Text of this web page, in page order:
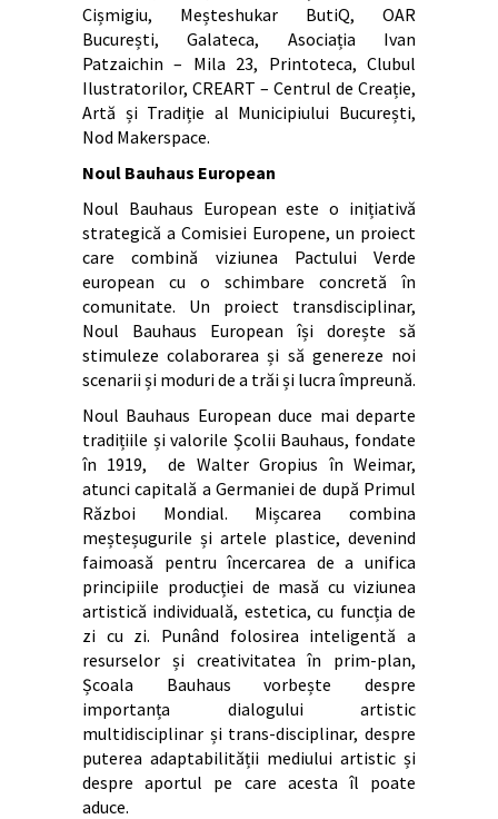
Cișmigiu, Meșteshukar ButiQ, OAR
București, Galateca, Asociația Ivan
Patzaichin – Mila 23, Printoteca, Clubul
Ilustratorilor, CREART – Centrul de Creație,
Artă și Tradiție al Municipiului București,
Nod Makerspace.
Noul Bauhaus European
Noul Bauhaus European este o inițiativă
strategică a Comisiei Europene, un proiect
care combină viziunea Pactului Verde
european cu o schimbare concretă în
comunitate. Un proiect transdisciplinar,
Noul Bauhaus European își dorește să
stimuleze colaborarea și să genereze noi
scenarii și moduri de a trăi și lucra împreună.
Noul Bauhaus European duce mai departe
tradițiile și valorile Școlii Bauhaus, fondate
în 1919, de Walter Gropius în Weimar,
atunci capitală a Germaniei de după Primul
Război Mondial. Mișcarea combina
meșteșugurile și artele plastice, devenind
faimoasă pentru încercarea de a unifica
principiile producției de masă cu viziunea
artistică individuală, estetica, cu funcția de
zi cu zi. Punând folosirea inteligentă a
resurselor și creativitatea în prim-plan,
Școala Bauhaus vorbește despre
importanța dialogului artistic
multidisciplinar și trans-disciplinar, despre
puterea adaptabilității mediului artistic și
despre aportul pe care acesta îl poate
aduce.